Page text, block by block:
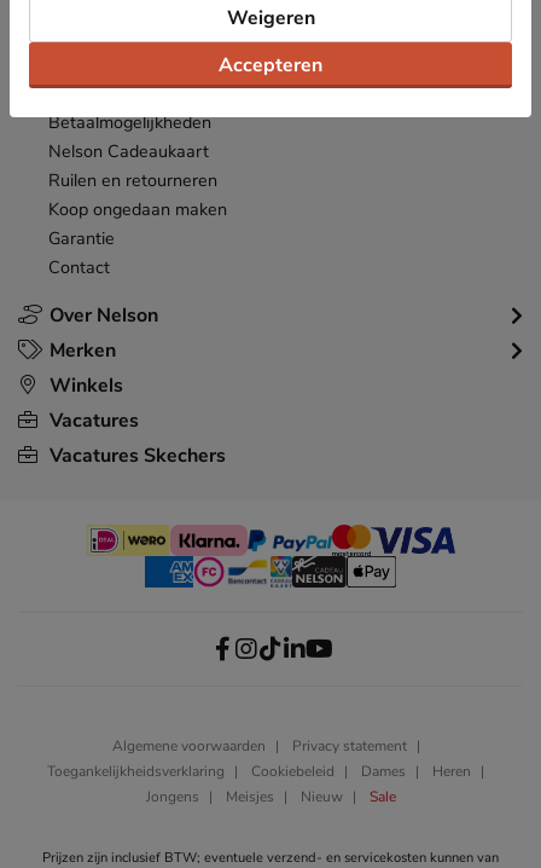
Over Nelson
Bestellen
Betaalmogelijkheden
Nelson Cadeaukaart
Ruilen en retourneren
Koop ongedaan maken
Garantie
Contact
Merken
Winkels
Vacatures
Vacatures Skechers
Algemene voorwaarden
Privacy statement
Toegankelijkheidsverklaring
Cookiebeleid Dames
Heren
Jongens
Meisjes Nieuw Sale
Prijzen zijn inclusief BTW; eventuele verzend- en servicekosten kunnen van
Accepteren
Weigeren